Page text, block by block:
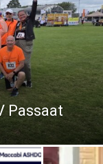
Passaat